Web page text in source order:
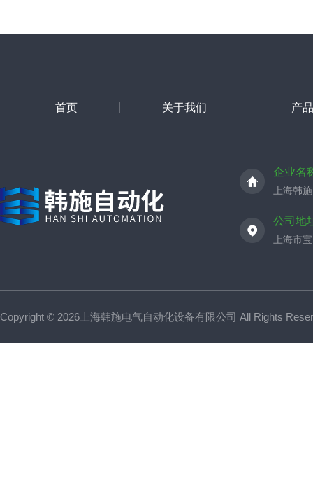
首页 关于我们 产
企业名
上海韩
公司地
上海市
Copyright © 2026上海韩施电气自动化设备有限公司 All Rights